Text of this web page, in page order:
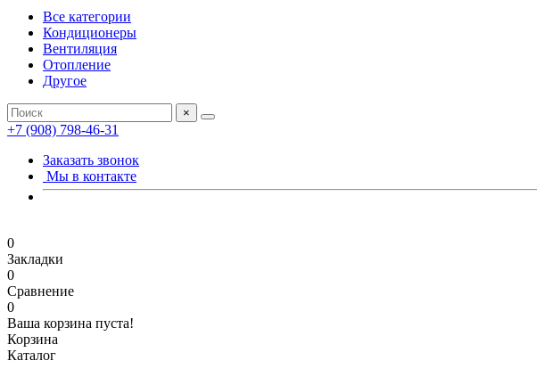
Все категории
Кондиционеры
Вентиляция
Отопление
Другое
×
+7 (908) 798-46-31
Заказать звонок
Мы в контакте
0
Закладки
0
Сравнение
0
Ваша корзина пуста!
Корзина
Каталог